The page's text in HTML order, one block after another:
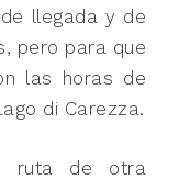
llegada y de
pero para que
las horas de
di Carezza.
ruta de otra